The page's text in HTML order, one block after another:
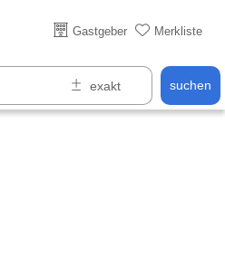
Gastgeber Merkliste
suchen